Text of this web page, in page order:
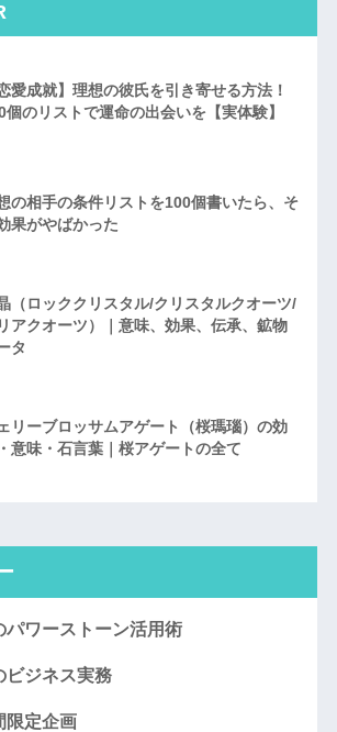
恋愛成就】理想の彼氏を引き寄せる方法！
個のリストで運命の出会いを【実体験】
の相手の条件リストを100個書いたら、そ
果がやばかった
（ロッククリスタル/クリスタルクオーツ/
アクオーツ）｜意味、効果、伝承、鉱物
タ
リーブロッサムアゲート（桜瑪瑙）の効
意味・石言葉｜桜アゲートの全て
パワーストーン活用術
ビジネス実務
限定企画